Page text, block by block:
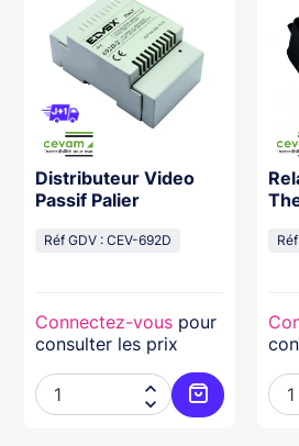
au panier
Distributeur Video
Passif Palier
Réf GDV : CEV-692D
Connectez-vous pour
consulter les prix


Ajouter au